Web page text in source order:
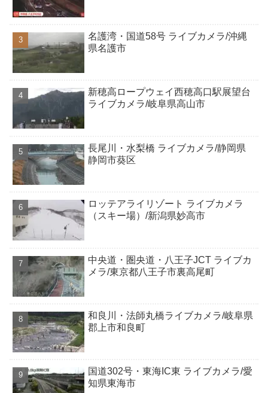
名護湾・国道58号 ライブカメラ/沖縄
県名護市
新穂高ロープウェイ西穂高口駅展望台
ライブカメラ/岐阜県高山市
長尾川・水梨橋 ライブカメラ/静岡県
静岡市葵区
ロッテアライリゾート ライブカメラ
（スキー場）/新潟県妙高市
中央道・圏央道・八王子JCT ライブカ
メラ/東京都八王子市裏高尾町
和良川・法師丸橋ライブカメラ/岐阜県
郡上市和良町
国道302号・東海IC東 ライブカメラ/愛
知県東海市